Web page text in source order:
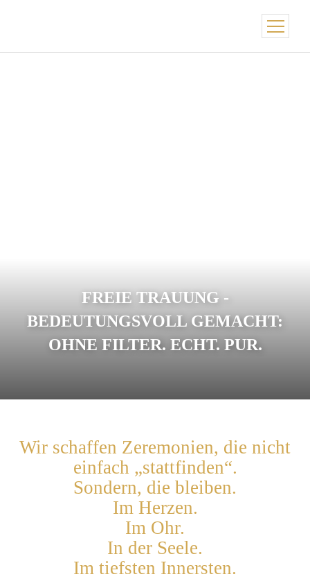
FREIE TRAUUNG -
BEDEUTUNGSVOLL GEMACHT:
OHNE FILTER. ECHT. PUR.
Wir schaffen Zeremonien, die nicht
einfach „stattfinden“.
Sondern, die bleiben.
Im Herzen.
Im Ohr.
In der Seele.
Im tiefsten Innersten.